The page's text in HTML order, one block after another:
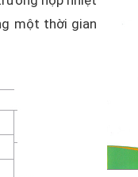
một thời gian